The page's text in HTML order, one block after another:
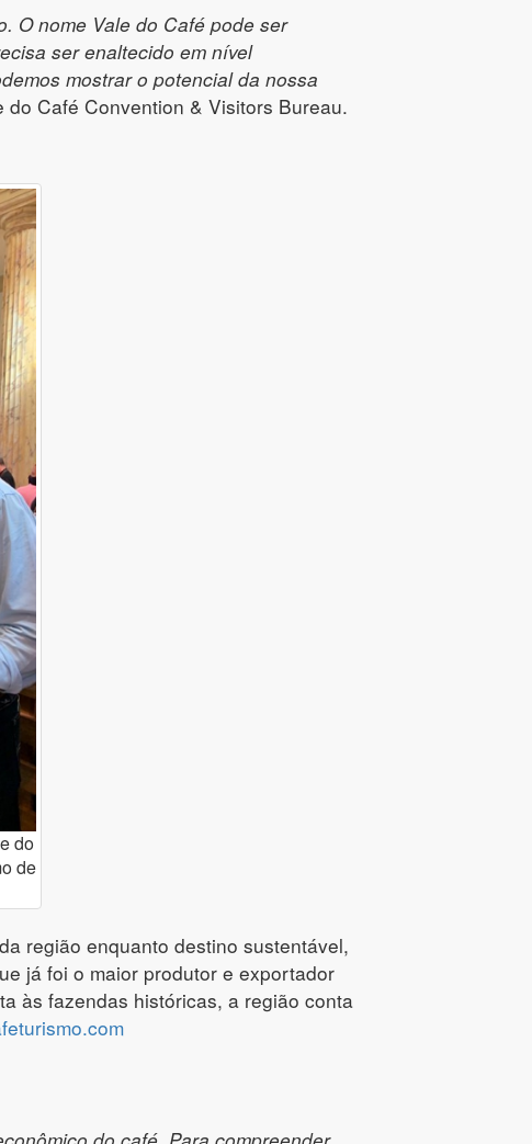
O nome Vale do Café pode ser
ser enaltecido em nível
mostrar o potencial da nossa
Café Convention & Visitors Bureau.
do
de
região enquanto destino sustentável,
já foi o maior produtor e exportador
às fazendas históricas, a região conta